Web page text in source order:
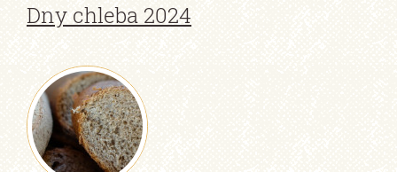
Dny chleba 2024